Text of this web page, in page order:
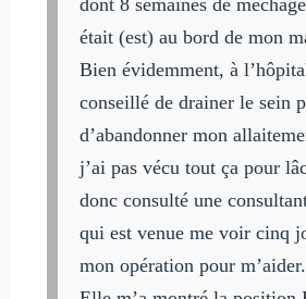
était (est) au bord de mon
Bien évidemment, à
conseillé de drainer le sein
d’abandonner mon
j’ai pas vécu tout ça pour
donc consulté une
qui est venue me voir cinq
mon opération pour m’aider.